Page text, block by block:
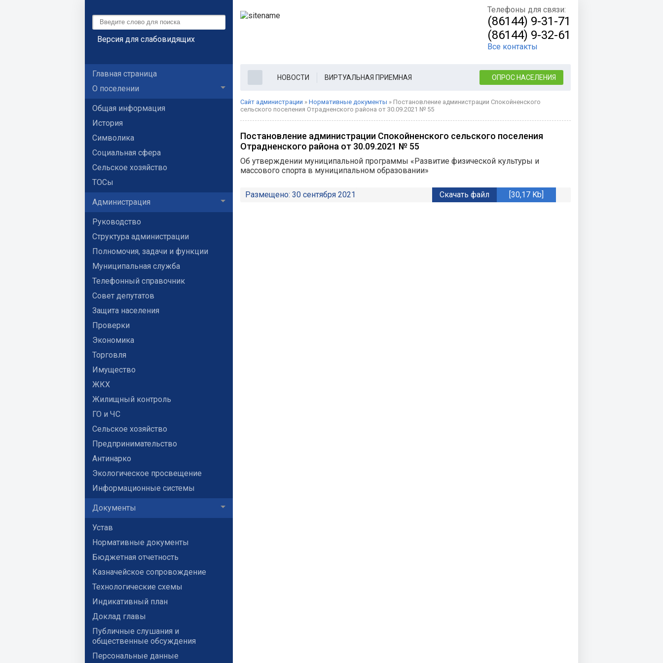
Версия для слабовидящих
Телефоны для связи:
(86144) 9-31-71
(86144) 9-32-61
Все контакты
Главная страница
О поселении
Общая информация
История
Символика
Социальная сфера
Сельское хозяйство
ТОСы
Администрация
Руководство
Структура администрации
Полномочия, задачи и функции
Муниципальная служба
Телефонный справочник
Совет депутатов
Защита населения
Проверки
Экономика
Торговля
Имущество
ЖКХ
Жилищный контроль
ГО и ЧС
Сельское хозяйство
Предпринимательство
Антинарко
Экологическое просвещение
Информационные системы
Документы
Устав
Нормативные документы
Бюджетная отчетность
Казначейское сопровождение
Технологические схемы
Индикативный план
Доклад главы
Публичные слушания и
общественные обсуждения
Персональные данные
НОВОСТИ ВИРТУАЛЬНАЯ ПРИЕМНАЯ ОПРОС НАСЕЛЕНИЯ
Сайт администрации » Нормативные документы » Постановление администрации Спокойненского
сельского поселения Отрадненского района от 30.09.2021 № 55
Постановление администрации Спокойненского сельского поселения
Отрадненского района от 30.09.2021 № 55
Об утверждении муниципальной программы «Развитие физической культуры и
массового спорта в муниципальном образовании»
Размещено: 30 сентября 2021 Скачать файл [30,17 Kb]